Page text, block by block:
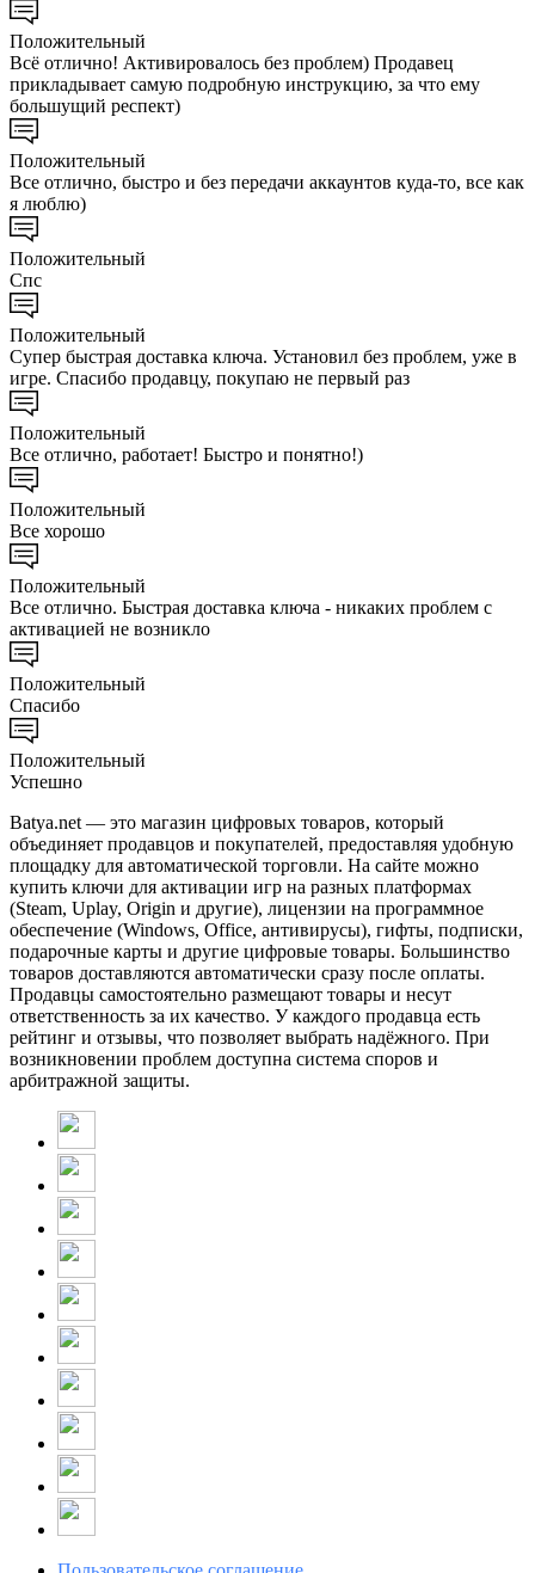
Положительный
Всё отлично! Активировалось без проблем) Продавец
прикладывает самую подробную инструкцию, за что ему
большущий респект)
Положительный
Все отлично, быстро и без передачи аккаунтов куда-то, все как
я люблю)
Положительный
Спс
Положительный
Супер быстрая доставка ключа. Установил без проблем, уже в
игре. Спасибо продавцу, покупаю не первый раз
Положительный
Все отлично, работает! Быстро и понятно!)
Положительный
Все хорошо
Положительный
Все отлично. Быстрая доставка ключа - никаких проблем с
активацией не возникло
Положительный
Спасибо
Положительный
Успешно
Batya.net — это магазин цифровых товаров, который
объединяет продавцов и покупателей, предоставляя удобную
площадку для автоматической торговли. На сайте можно
купить ключи для активации игр на разных платформах
(Steam, Uplay, Origin и другие), лицензии на программное
обеспечение (Windows, Office, антивирусы), гифты, подписки,
подарочные карты и другие цифровые товары. Большинство
товаров доставляются автоматически сразу после оплаты.
Продавцы самостоятельно размещают товары и несут
ответственность за их качество. У каждого продавца есть
рейтинг и отзывы, что позволяет выбрать надёжного. При
возникновении проблем доступна система споров и
арбитражной защиты.